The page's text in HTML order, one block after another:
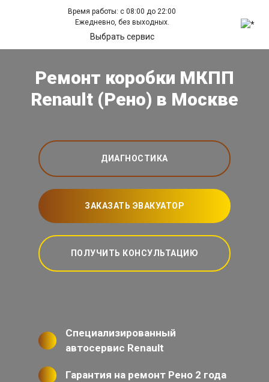
Время работы: с 08:00 до 22:00
Ежедневно, без выходных.
Выбрать сервис
Ремонт коробки МКПП
Renault (Рено) в Москве
ДИАГНОСТИКА
ЗАКАЗАТЬ ЭВАКУАТОР
ПОЛУЧИТЬ КОНСУЛЬТАЦИЮ
Специализированный
автосервис Renault
Гарантия на ремонт Рено 2 года